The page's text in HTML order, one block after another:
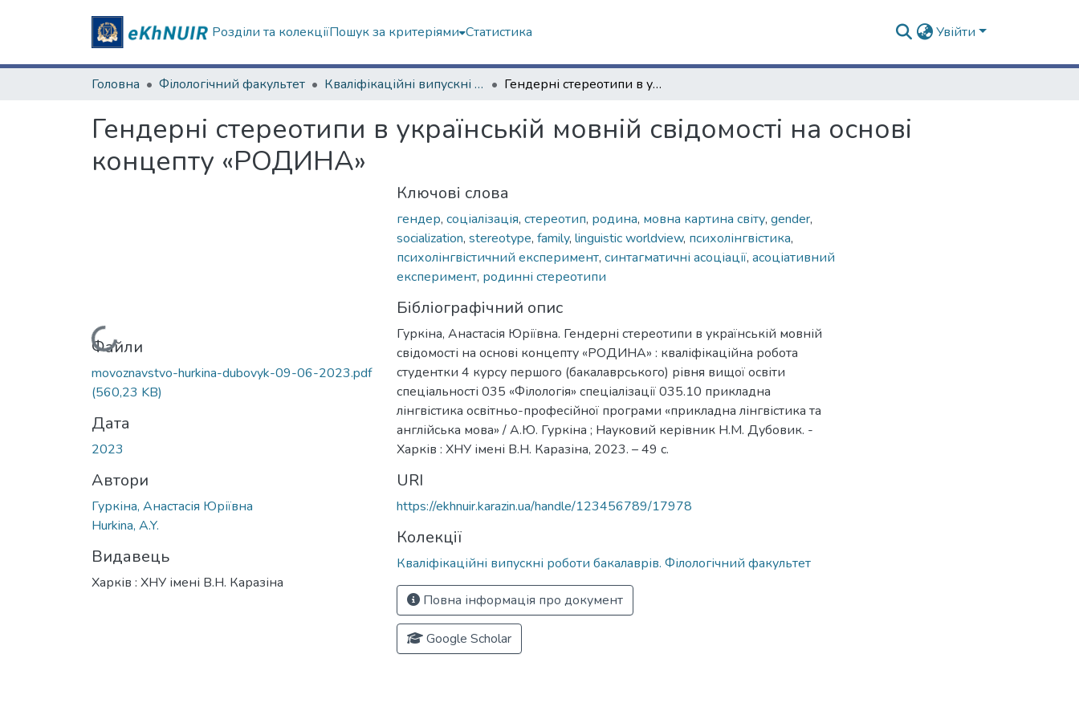
Розділи та колекціїПошук за критеріями Статистика Увійти
Головна Філологічний факультет Кваліфікаційні випускні роботи бакалаврів. Філологічний факультет Гендерні стереотипи в українській мовній свідомості на основі концепту «РОДИНА»
Гендерні стереотипи в українській мовній свідомості на основі
концепту «РОДИНА»
Вантажиться...
Файли
movoznavstvo-hurkina-dubovyk-09-06-2023.pdf
(560,23 KB)
Дата
2023
Автори
Гуркіна, Анастасія Юріївна
Hurkina, A.Y.
Видавець
Харків : ХНУ імені В.Н. Каразіна
Ключові слова
гендер, соціалізація, стереотип, родина, мовна картина світу, gender,
socialization, stereotype, family, linguistic worldview, психолінгвістика,
психолінгвістичний експеримент, синтагматичні асоціації, асоціативний
експеримент, родинні стереотипи
Бібліографічний опис
Гуркіна, Анастасія Юріївна. Гендерні стереотипи в українській мовній
свідомості на основі концепту «РОДИНА» : кваліфікаційна робота
студентки 4 курсу першого (бакалаврського) рівня вищої освіти
спеціальності 035 «Філологія» спеціалізації 035.10 прикладна
лінгвістика освітньо-професійної програми «прикладна лінгвістика та
англійська мова» / А.Ю. Гуркіна ; Науковий керівник Н.М. Дубовик. -
Харків : ХНУ імені В.Н. Каразіна, 2023. – 49 с.
URI
https://ekhnuir.karazin.ua/handle/123456789/17978
Колекції
Кваліфікаційні випускні роботи бакалаврів. Філологічний факультет
Повна інформація про документ
Google Scholar